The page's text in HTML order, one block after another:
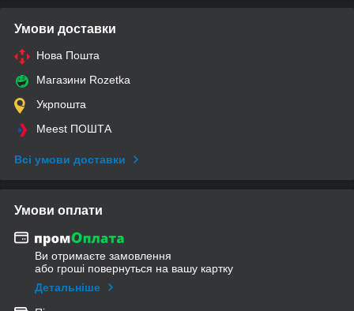
Умови доставки
Нова Пошта
Магазини Rozetka
Укрпошта
Meest ПОШТА
Всі умови доставки
Умови оплати
Ви отримаєте замовлення
або гроші повернуться на вашу картку
Детальніше